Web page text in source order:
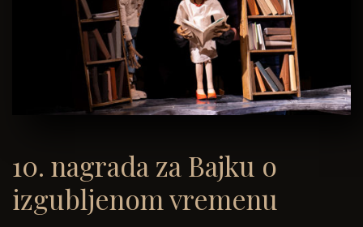
10. nagrada za Bajku o
izgubljenom vremenu